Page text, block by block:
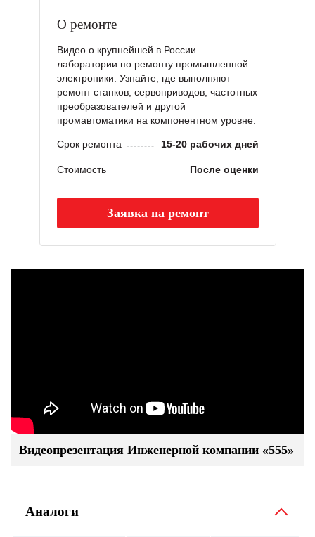
О ремонте
Видео о крупнейшей в России
лаборатории по ремонту промышленной
электроники. Узнайте, где выполняют
ремонт станков, сервоприводов, частотных
преобразователей и другой
промавтоматики на компонентном уровне.
Срок ремонта 15-20 рабочих дней
Стоимость После оценки
Заявка на ремонт
Видеопрезентация Инженерной компании «555»
Аналоги